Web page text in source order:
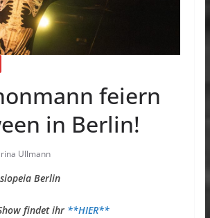
feiern
in Berlin!
Ullmann
Berlin
findet ihr **HIER**